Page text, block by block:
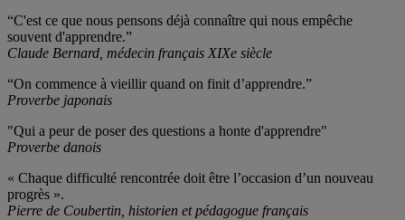
“C'est ce que nous pensons déjà connaître qui nous empêche
souvent d'apprendre.”
Claude Bernard, médecin français XIXe siècle
“On commence à vieillir quand on finit d’apprendre.”
Proverbe japonais
"Qui a peur de poser des questions a honte d'apprendre"
Proverbe danois
« Chaque difficulté rencontrée doit être l’occasion d’un nouveau
progrès ».
Pierre de Coubertin, historien et pédagogue français